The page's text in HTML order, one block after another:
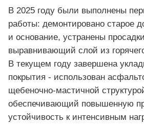
В 2025 году были выполнены
работы: демонтировано старое
и основание, устранены
выравнивающий слой из
В текущем году завершена
покрытия - использован
щебеночно-мастичной
обеспечивающий повышенную
устойчивость к интенсивным